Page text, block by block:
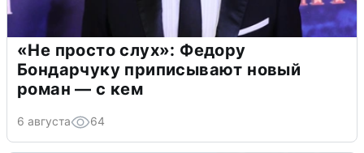
«Не просто слух»: Федору
Бондарчуку приписывают новый
роман — с кем
6 августа 64